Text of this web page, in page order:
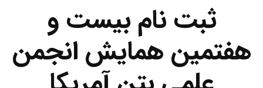
ثبت نام بیست و
هفتمین همایش انجمن